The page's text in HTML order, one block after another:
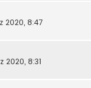
2020, 8:47
2020, 8:31